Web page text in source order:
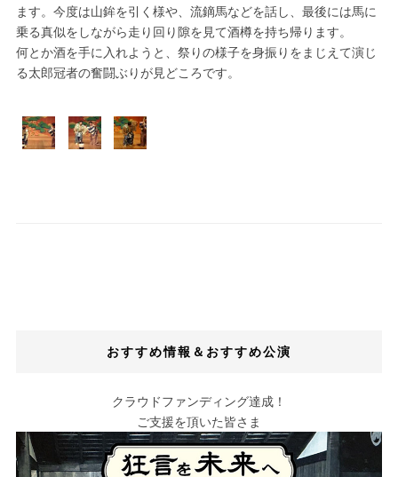
ます。今度は山鉾を引く様や、流鏑馬などを話し、最後には馬に
乗る真似をしながら走り回り隙を見て酒樽を持ち帰ります。
何とか酒を手に入れようと、祭りの様子を身振りをまじえて演じ
る太郎冠者の奮闘ぶりが見どころです。
おすすめ情報＆おすすめ公演
クラウドファンディング達成！
ご支援を頂いた皆さま